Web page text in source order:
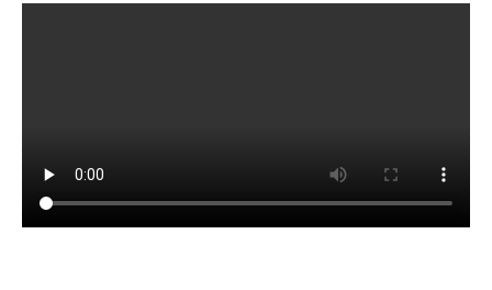
FOTOĞRAF ARŞİVİ